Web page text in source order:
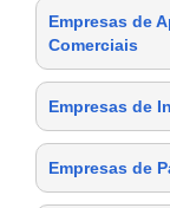
Empresas de
Comerciais
Empresas de
Empresas de